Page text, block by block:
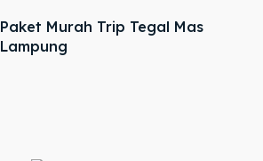
Paket Murah Trip Tegal Mas
Lampung